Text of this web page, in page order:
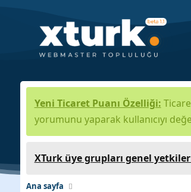
Yeni Ticaret Puanı Özelliği:
yorumunu yaparak kullanıcıyı
XTurk üye grupları genel
Ana sayfa